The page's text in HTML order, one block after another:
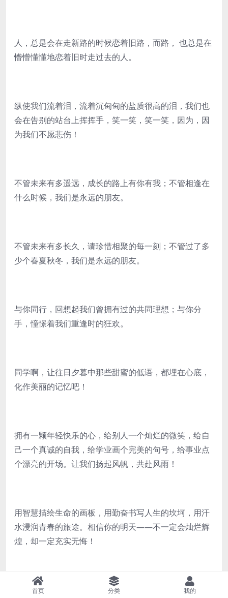
人，总是会在走新路的时候恋着旧路，而路， 也总是在
懵懵懂懂地恋着旧时走过去的人。
纵使我们流着泪，流着沉甸甸的盐质很高的泪，我们也
会在告别的站台上挥挥手，笑一笑，笑一笑，因为，因
为我们不愿悲伤！
不管未来有多遥远，成长的路上有你有我；不管相逢在
什么时候，我们是永远的朋友。
不管未来有多长久，请珍惜相聚的每一刻；不管过了多
少个春夏秋冬，我们是永远的朋友。
与你同行，回想起我们曾拥有过的共同理想；与你分
手，憧憬着我们重逢时的狂欢。
同学啊，让往日夕暮中那些甜蜜的低语，都埋在心底，
化作美丽的记忆吧！
拥有一颗年轻快乐的心，给别人一个灿烂的微笑，给自
己一个真诚的自我，给学业画个完美的句号，给事业点
个漂亮的开场。让我们扬起风帆，共赴风雨！
用智慧描绘生命的画板，用勤奋书写人生的坎坷，用汗
水浸润青春的旅途。相信你的明天——不一定会灿烂辉
煌，却一定充实无悔！
柳荫下别百般惆怅，同窗数载少年情长，望征程千种思
首页 分类 我的